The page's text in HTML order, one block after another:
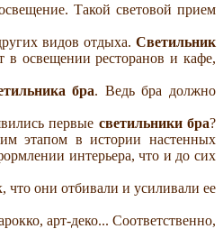
Такой световой прием
видов отдыха.Светильник
в освещении ресторанов и кафе,
бра. Ведь бра должно
первые светильники бра?
этапом в истории настенных
интерьера, что и до сих
они отбивали и усиливали ее
арт-деко... Соответственно,